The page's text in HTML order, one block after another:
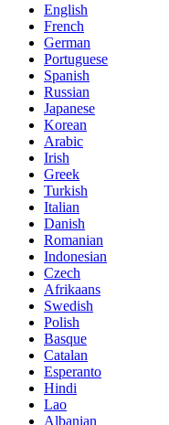
English
French
German
Portuguese
Spanish
Russian
Japanese
Korean
Arabic
Irish
Greek
Turkish
Italian
Danish
Romanian
Indonesian
Czech
Afrikaans
Swedish
Polish
Basque
Catalan
Esperanto
Hindi
Lao
Albanian